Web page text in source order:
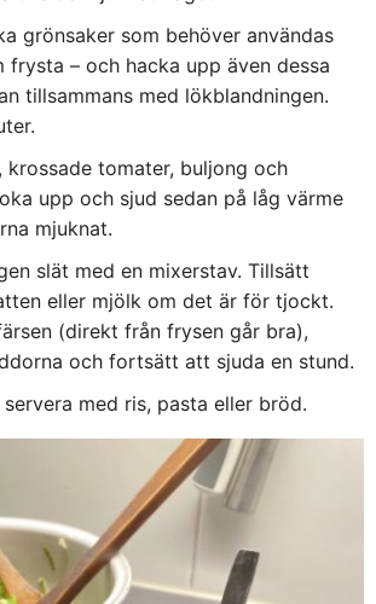
grönsaker som behöver användas
frysta – och hacka upp även dessa
tillsammans med lökblandningen.
krossade tomater, buljong och
upp och sjud sedan på låg värme
mjuknat.
slät med en mixerstav. Tillsätt
eller mjölk om det är för tjockt.
(direkt från frysen går bra),
och fortsätt att sjuda en stund.
med ris, pasta eller bröd.